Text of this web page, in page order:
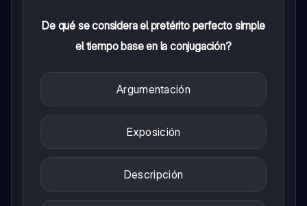
De qué se considera el pretérito perfecto simple
el tiempo base en la conjugación?
Argumentación
Exposición
Descripción